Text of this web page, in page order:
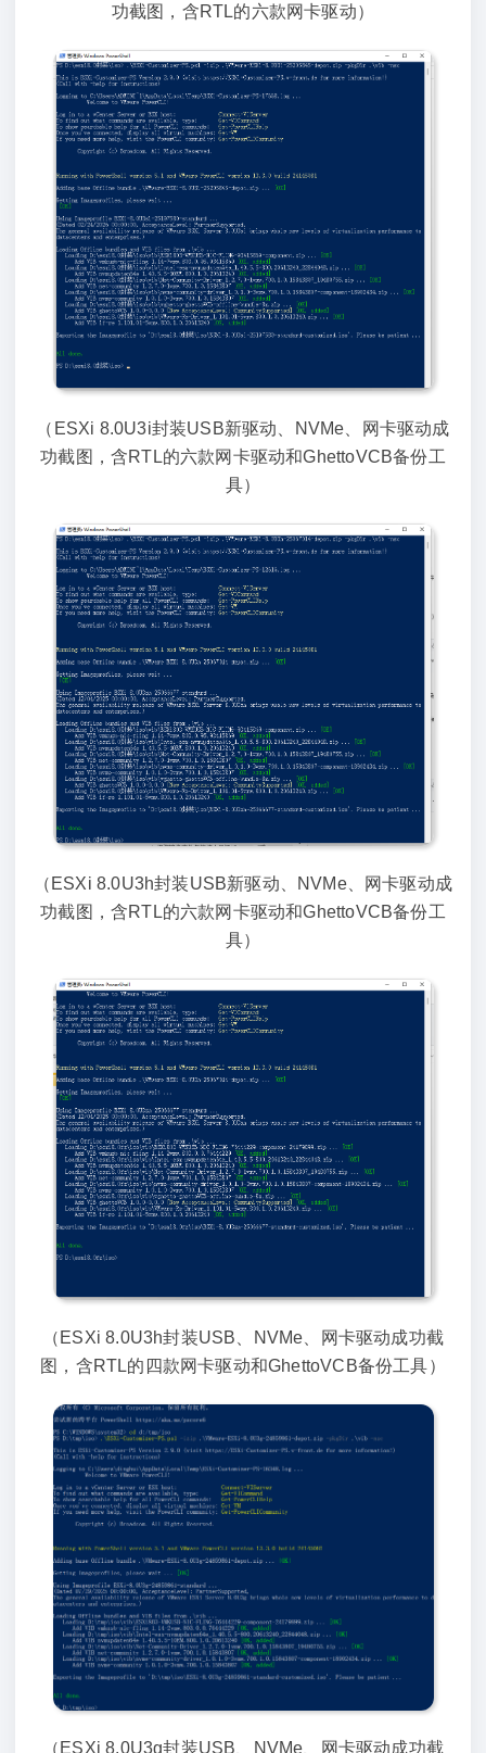
功截图，含RTL的六款网卡驱动）
（ESXi 8.0U3i封装USB新驱动、NVMe、网卡驱动成
功截图，含RTL的六款网卡驱动和GhettoVCB备份工
具）
（ESXi 8.0U3h封装USB新驱动、NVMe、网卡驱动成
功截图，含RTL的六款网卡驱动和GhettoVCB备份工
具）
（ESXi 8.0U3h封装USB、NVMe、网卡驱动成功截
图，含RTL的四款网卡驱动和GhettoVCB备份工具）
（ESXi 8.0U3g封装USB、NVMe、网卡驱动成功截